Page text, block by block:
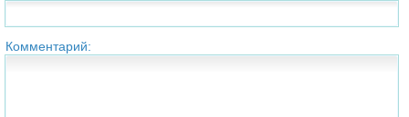
Комментарий: